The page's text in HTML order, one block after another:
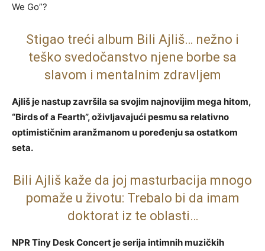
We Go”?
Stigao treći album Bili Ajliš… nežno i
teško svedočanstvo njene borbe sa
slavom i mentalnim zdravljem
Ajliš je nastup završila sa svojim najnovijim mega hitom,
“Birds of a Fearth”, oživljavajući pesmu sa relativno
optimističnim aranžmanom u poređenju sa ostatkom
seta.
Bili Ajliš kaže da joj masturbacija mnogo
pomaže u životu: Trebalo bi da imam
doktorat iz te oblasti…
NPR Tiny Desk Concert je serija intimnih muzičkih